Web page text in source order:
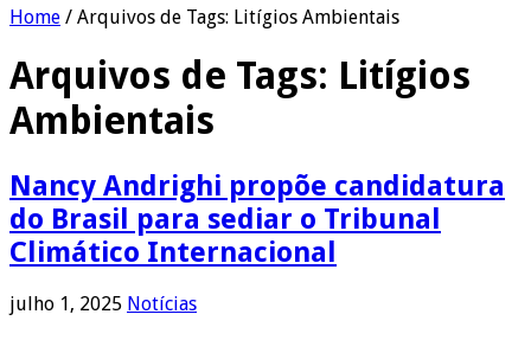
Home / Arquivos de Tags: Litígios Ambientais
Arquivos de Tags: Litígios
Ambientais
Nancy Andrighi propõe candidatura
do Brasil para sediar o Tribunal
Climático Internacional
julho 1, 2025 Notícias